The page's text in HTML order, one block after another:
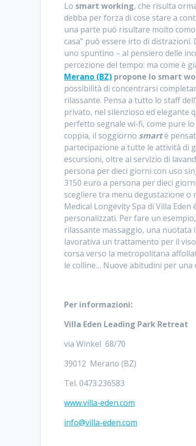
Lo smart working, che risulta
debba per forza di cose stare a
una parte può risultare molto
casa” può essere irto di
uno spuntino – al pensiero delle
percezione del tempo: ma come è
Merano (BZ) propone lo smart
possibilità di concentrarsi
rilassante. Pensa a tutto lo staff
privato, nel silenzioso ed elegante
perfetto segnale wi-fi, come pure
coppia, il soggiorno smartè
partecipazione a tutte le attività di
escursioni, oltre al servizio di
persona per dieci giorni con uso
3150 euro a persona per dieci
scegliere tra menu degustazione o
Medical Longevity Spa di Villa
personalizzati. Per fare un
rilassante massaggio, una nuotata
lavorativa un trattamento per il viso
corsa verso la metropolitana
le colline… Nuove abitudini per
Per informazioni:
Villa Eden Leading Park Retreat
via Winkel 68/70
39012 Merano (BZ)
Tel. 0473.236583
www.villa-eden.com
info@villa-eden.com